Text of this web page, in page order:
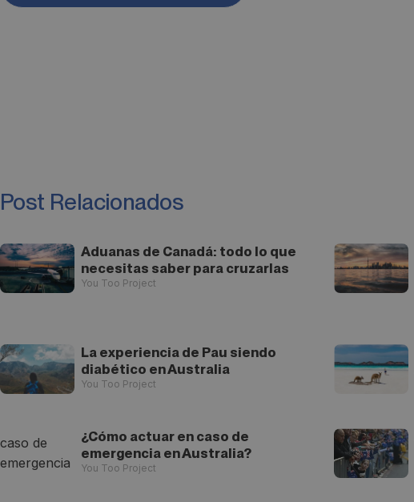
Post Relacionados
Aduanas de Canadá: todo lo que
necesitas saber para cruzarlas
You Too Project
La experiencia de Pau siendo
diabético en Australia
You Too Project
¿Cómo actuar en caso de
emergencia en Australia?
You Too Project